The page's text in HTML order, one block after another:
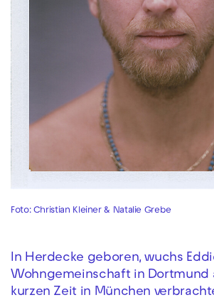
Foto: Christian Kleiner & Natalie Grebe
In Herdecke geboren, wuchs
Wohngemeinschaft in Dortmund
kurzen Zeit in München